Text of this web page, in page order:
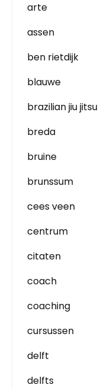
arte
assen
ben rietdijk
blauwe
brazilian jiu jitsu
breda
bruine
brunssum
cees veen
centrum
citaten
coach
coaching
cursussen
delft
delfts